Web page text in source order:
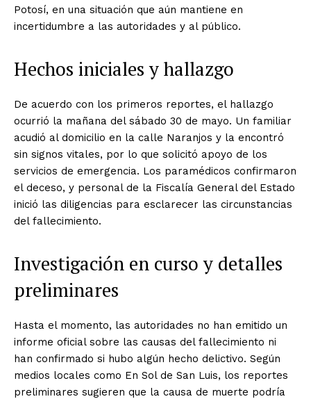
Potosí, en una situación que aún mantiene en
incertidumbre a las autoridades y al público.
Hechos iniciales y hallazgo
De acuerdo con los primeros reportes, el hallazgo
ocurrió la mañana del sábado 30 de mayo. Un familiar
acudió al domicilio en la calle Naranjos y la encontró
sin signos vitales, por lo que solicitó apoyo de los
servicios de emergencia. Los paramédicos confirmaron
el deceso, y personal de la Fiscalía General del Estado
inició las diligencias para esclarecer las circunstancias
del fallecimiento.
Investigación en curso y detalles
preliminares
Hasta el momento, las autoridades no han emitido un
informe oficial sobre las causas del fallecimiento ni
han confirmado si hubo algún hecho delictivo. Según
medios locales como En Sol de San Luis, los reportes
preliminares sugieren que la causa de muerte podría